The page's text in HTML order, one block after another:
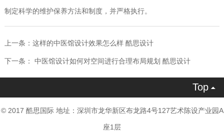
制定科学的维护保养方法和制度，并严格执行。
上一条： 这样的中医馆设计效果怎么样 酷思设计
下一条： 中医馆设计如何对空间进行合理布局规划 酷思设计
Top
© 2017 酷思国际 地址：深圳市龙华新区布龙路4号127艺术陈设产业园A
座1层